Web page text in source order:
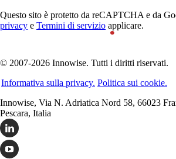
Questo sito è protetto da reCAPTCHA e da
privacy e Termini di servizio applicare.
© 2007-2026 Innowise. Tutti i diritti riservati.
Informativa sulla privacy. Politica sui cookie.
Innowise, Via N. Adriatica Nord 58, 66023
Pescara, Italia